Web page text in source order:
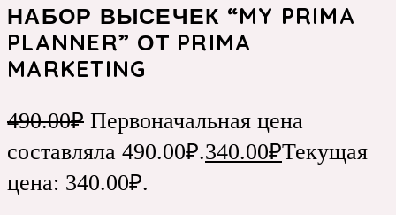
НАБОР ВЫСЕЧЕК “MY PRIMA
PLANNER” ОТ PRIMA
MARKETING
490.00₽ Первоначальная цена
составляла 490.00₽.340.00₽Текущая
цена: 340.00₽.